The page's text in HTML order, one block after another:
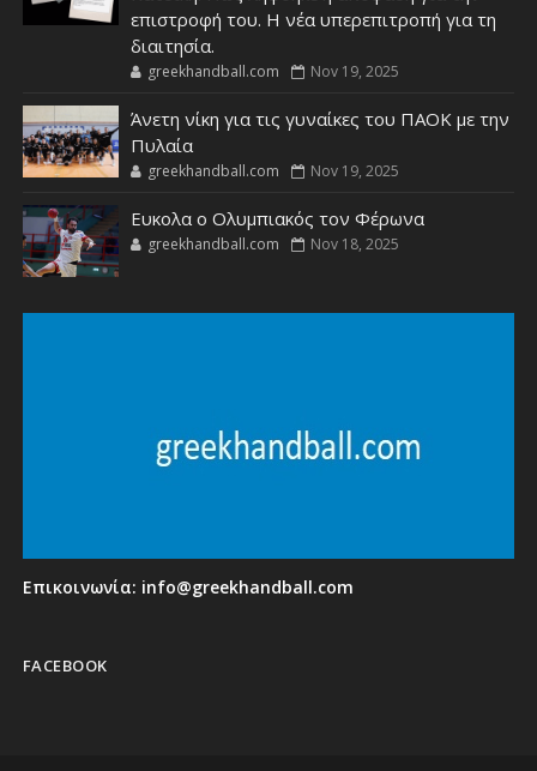
επιστροφή του. Η νέα υπερεπιτροπή για τη
διαιτησία.
greekhandball.com Nov 19, 2025
Άνετη νίκη για τις γυναίκες του ΠΑΟΚ με την
Πυλαία
greekhandball.com Nov 19, 2025
Ευκολα ο Ολυμπιακός τον Φέρωνα
greekhandball.com Nov 18, 2025
Επικοινωνία: info@greekhandball.com
FACEBOOK